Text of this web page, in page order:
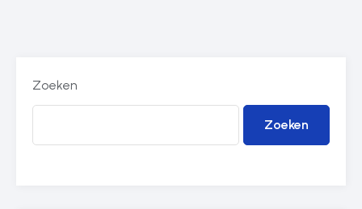
Zoeken
Zoeken